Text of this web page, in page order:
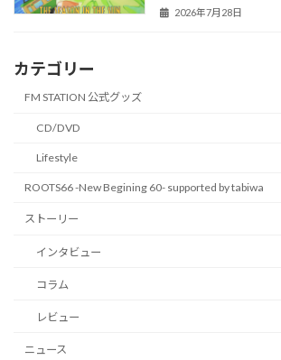
2026年7月28日
カテゴリー
FM STATION 公式グッズ
CD/DVD
Lifestyle
ROOTS66 -New Begining 60- supported by tabiwa
ストーリー
インタビュー
コラム
レビュー
ニュース